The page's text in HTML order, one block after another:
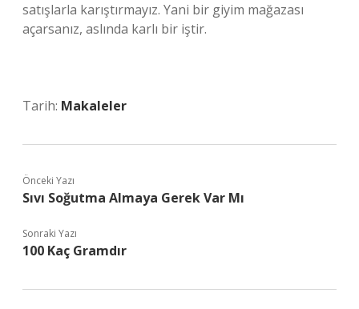
satışlarla karıştırmayız. Yani bir giyim mağazası
açarsanız, aslında karlı bir iştir.
Tarih: Makaleler
Önceki Yazı
Sıvı Soğutma Almaya Gerek Var Mı
Sonraki Yazı
100 Kaç Gramdır